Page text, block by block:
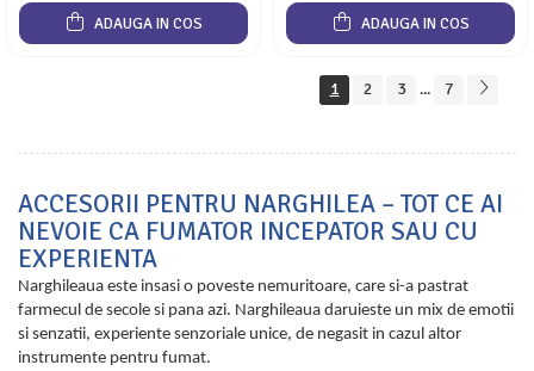
ADAUGA IN COS ADAUGA IN COS
1 2 3 ... 7
ACCESORII PENTRU NARGHILEA – TOT CE AI
NEVOIE CA FUMATOR INCEPATOR SAU CU
EXPERIENTA
Narghileaua este insasi o poveste nemuritoare, care si-a pastrat
farmecul de secole si pana azi. Narghileaua daruieste un mix de emotii
si senzatii, experiente senzoriale unice, de negasit in cazul altor
instrumente pentru fumat.